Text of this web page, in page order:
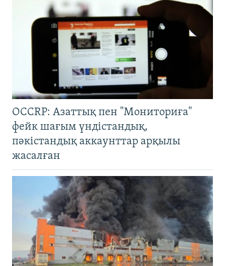
OCCRP: Азаттық пен "Мониториға"
фейк шағым үндістандық,
пәкістандық аккаунттар арқылы
жасалған